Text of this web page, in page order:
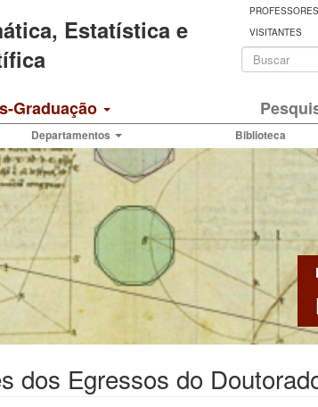
Estatística e
PROFESSORES
VISITANTES
busca
Graduação
Departamentos Biblioteca
dos Egressos do